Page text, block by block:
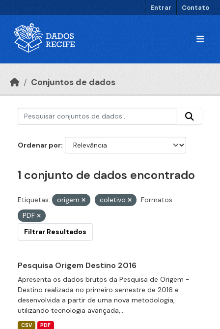
Entrar Contato
Conjuntos de dados
Ordenar por
1 conjunto de dados encontrado
Etiquetas: origem coletivo
Formatos:
PDF
Filtrar Resultados
Pesquisa Origem Destino 2016
Apresenta os dados brutos da Pesquisa de Origem -
Destino realizada no primeiro semestre de 2016 e
desenvolvida a partir de uma nova metodologia,
utilizando tecnologia avançada,...
CSV PDF